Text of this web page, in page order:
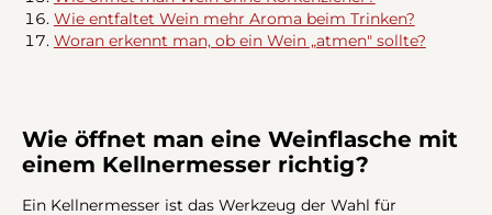
Wie entfaltet Wein mehr Aroma beim Trinken?
Woran erkennt man, ob ein Wein „atmen" sollte?
Wie öffnet man eine Weinflasche mit
einem Kellnermesser richtig?
Ein Kellnermesser ist das Werkzeug der Wahl für